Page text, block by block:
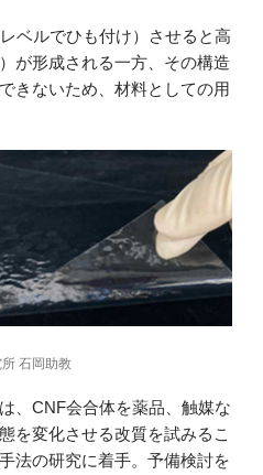
ベルでひも付け）させると高
が形成される一方、その構造
きないため、材料としての用
石岡助教
、CNF会合体を薬品、触媒な
を変化させる改質を試みるこ
法の研究に着手。予備検討を